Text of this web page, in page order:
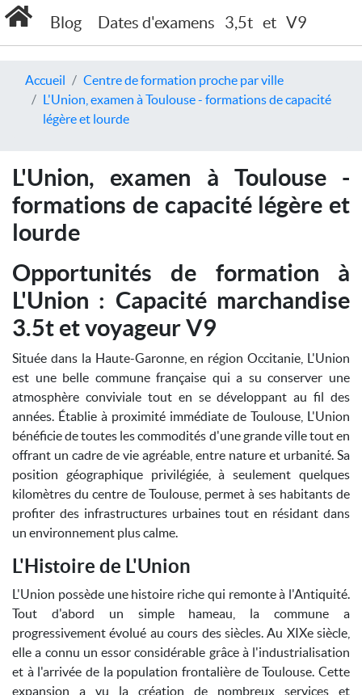
Blog Dates d'examens 3,5t et V9
Accueil
Centre de formation proche par ville
L'Union, examen à Toulouse - formations de capacité
légère et lourde
L'Union, examen à Toulouse -
formations de capacité légère et
lourde
Opportunités de formation à
L'Union : Capacité marchandise
3.5t et voyageur V9
Située dans la Haute-Garonne, en région Occitanie, L'Union
est une belle commune française qui a su conserver une
atmosphère conviviale tout en se développant au fil des
années. Établie à proximité immédiate de Toulouse, L'Union
bénéficie de toutes les commodités d'une grande ville tout en
offrant un cadre de vie agréable, entre nature et urbanité. Sa
position géographique privilégiée, à seulement quelques
kilomètres du centre de Toulouse, permet à ses habitants de
profiter des infrastructures urbaines tout en résidant dans
un environnement plus calme.
L'Histoire de L'Union
L'Union possède une histoire riche qui remonte à l'Antiquité.
Tout d'abord un simple hameau, la commune a
progressivement évolué au cours des siècles. Au XIXe siècle,
elle a connu un essor considérable grâce à l'industrialisation
et à l'arrivée de la population frontalière de Toulouse. Cette
expansion a vu la création de nombreux services et